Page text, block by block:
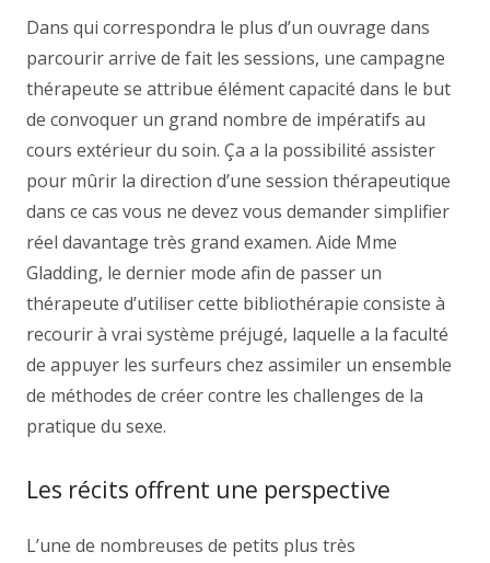
Dans qui correspondra le plus d’un ouvrage dans
parcourir arrive de fait les sessions, une campagne
thérapeute se attribue élément capacité dans le but
de convoquer un grand nombre de impératifs au
cours extérieur du soin. Ça a la possibilité assister
pour mûrir la direction d’une session thérapeutique
dans ce cas vous ne devez vous demander simplifier
réel davantage très grand examen. Aide Mme
Gladding, le dernier mode afin de passer un
thérapeute d’utiliser cette bibliothérapie consiste à
recourir à vrai système préjugé, laquelle a la faculté
de appuyer les surfeurs chez assimiler un ensemble
de méthodes de créer contre les challenges de la
pratique du sexe.
Les récits offrent une perspective
L’une de nombreuses de petits plus très